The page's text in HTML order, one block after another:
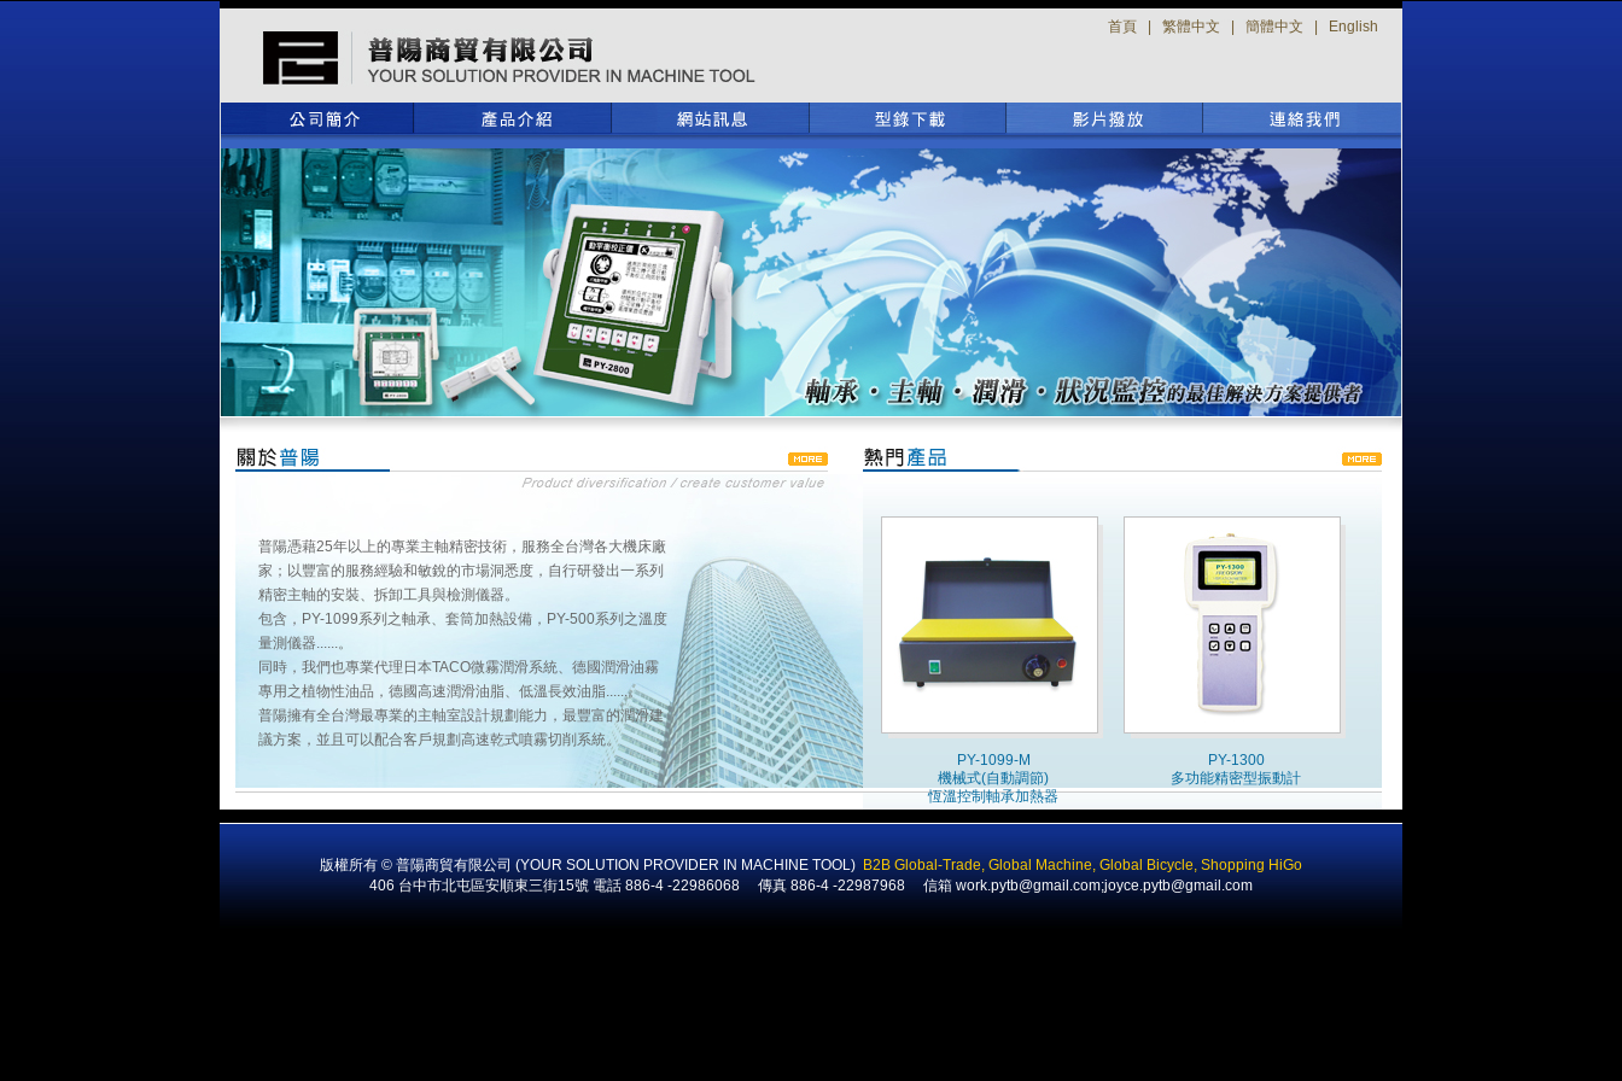
首頁 繁體中文 簡體中文 English
普陽憑藉25年以上的專業主軸精密技術，服務全台灣各大機床廠
家；以豐富的服務經驗和敏銳的市場洞悉度，自行研發出一系列
精密主軸的安裝、拆卸工具與檢測儀器。
包含，PY-1099系列之軸承、套筒加熱設備，PY-500系列之溫度
量測儀器......。
同時，我們也專業代理日本TACO微霧潤滑系統、德國潤滑油霧
專用之植物性油品，德國高速潤滑油脂、低溫長效油脂......。
普陽擁有全台灣最專業的主軸室設計規劃能力，最豐富的潤滑建
議方案，並且可以配合客戶規劃高速乾式噴霧切削系統。
PY-1099-M
機械式(自動調節)
恆溫控制軸承加熱器
PY-1300
多功能精密型振動計
版權所有 © 普陽商貿有限公司 (YOUR SOLUTION PROVIDER IN MACHINE TOOL) B2B Global-Trade, Global Machine, Global Bicycle, Shopping HiGo
406 台中市北屯區安順東三街15號 電話 886-4 -22986068 傳真 886-4 -22987968 信箱 work.pytb@gmail.com;joyce.pytb@gmail.com